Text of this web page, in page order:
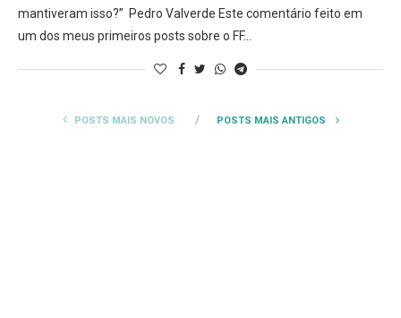
mantiveram isso?” Pedro Valverde Este comentário feito em
um dos meus primeiros posts sobre o FF…
POSTS MAIS NOVOS POSTS MAIS ANTIGOS